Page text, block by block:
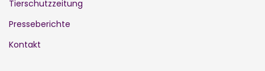
Tierschutzzeitung
Presseberichte
Kontakt